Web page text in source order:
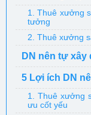
1. Thuê xưởng
tưởng
2. Thuê xưởng
DN nên tự
5 Lợi ích DN
1. Thuê xưởng
ưu cốt yếu